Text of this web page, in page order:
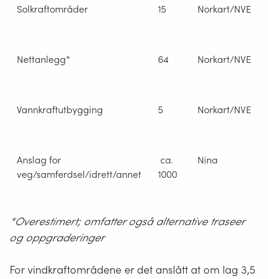
Solkraftområder 15 Norkart/NVE
Nettanlegg* 64 Norkart/NVE
Vannkraftutbygging 5 Norkart/NVE
Anslag for
veg/samferdsel/idrett/annet
ca.
1000
Nina
*Overestimert; omfatter også alternative traseer
og oppgraderinger
For vindkraftområdene er det anslått at om lag 3,5